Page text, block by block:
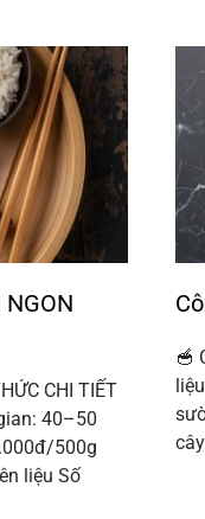
CHI TIẾT
40–50
500g
liệu Số
🥣